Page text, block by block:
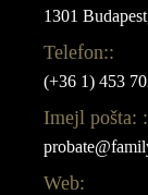
1301
Telefon::
(+36 1) 453
Imejl pošta: :
Web: